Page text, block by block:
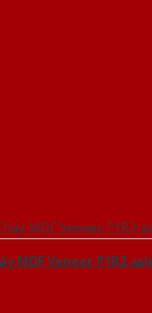
MDF Veneer P1R2 ash